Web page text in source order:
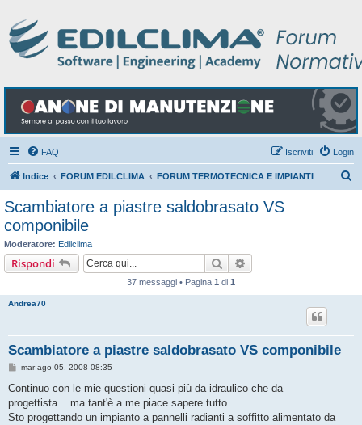
FAQ Login
Iscriviti
Indice FORUM EDILCLIMA FORUM TERMOTECNICA E IMPIANTI
Scambiatore a piastre saldobrasato VS
componibile
Moderatore: Edilclima
Rispondi Cerca
37 messaggi • Pagina 1 di 1
Andrea70
Scambiatore a piastre saldobrasato VS componibile
M
s
a
g
mar ago 05, 2008 08:35
Continuo con le mie questioni quasi più da idraulico che da
progettista....ma tant'è a me piace sapere tutto.
Sto progettando un impianto a pannelli radianti a soffitto alimentato da